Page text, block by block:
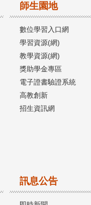
師生園地
數位學習入口網
學習資源(網)
教學資源(網)
獎助學金專區
電子證書驗證系統
高教創新
招生資訊網
訊息公告